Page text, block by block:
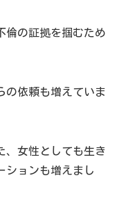
倫の証拠を掴むため
の依頼も増えていま
、女性としても生き
ションも増えまし